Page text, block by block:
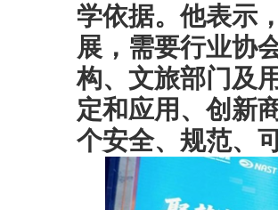
学依据。他表示
展，需要行业协
构、文旅部门及
定和应用、创新
个安全、规范、